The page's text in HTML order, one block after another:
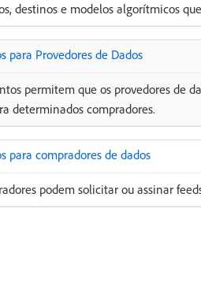
destinos e modelos algorítmicos
para Provedores de Dados
permitem que os provedores de
determinados compradores.
para compradores de dados
podem solicitar ou assinar